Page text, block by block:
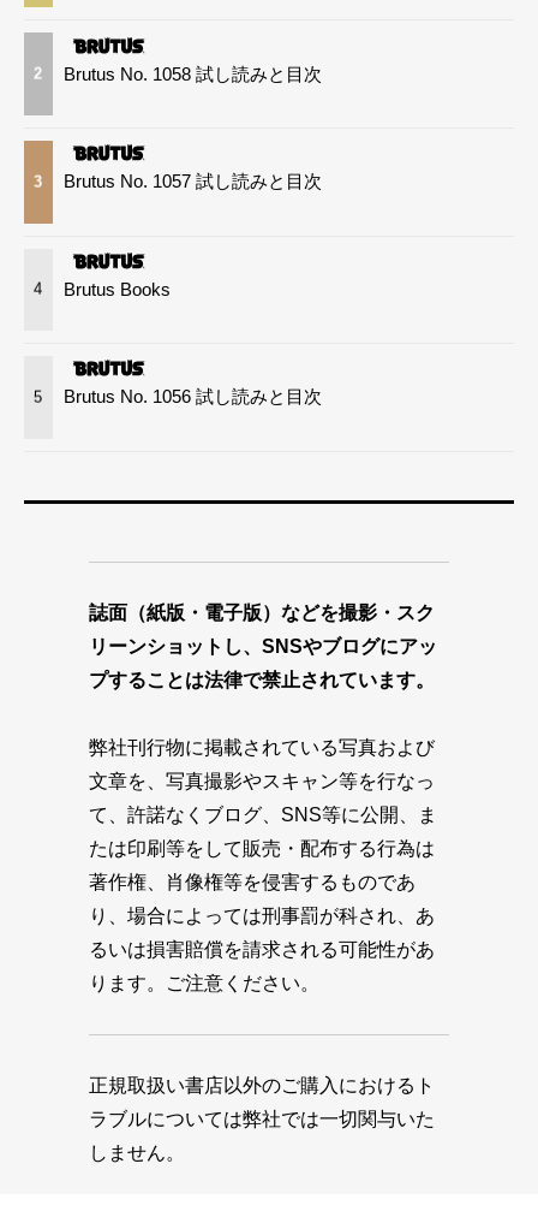
2 Brutus No. 1058 試し読みと目次
3 Brutus No. 1057 試し読みと目次
4 Brutus Books
5 Brutus No. 1056 試し読みと目次
誌面（紙版・電子版）などを撮影・スク
リーンショットし、SNSやブログにアッ
プすることは法律で禁止されています。
弊社刊行物に掲載されている写真および
文章を、写真撮影やスキャン等を行なっ
て、許諾なくブログ、SNS等に公開、ま
たは印刷等をして販売・配布する行為は
著作権、肖像権等を侵害するものであ
り、場合によっては刑事罰が科され、あ
るいは損害賠償を請求される可能性があ
ります。ご注意ください。
正規取扱い書店以外のご購入におけるト
ラブルについては弊社では一切関与いた
しません。